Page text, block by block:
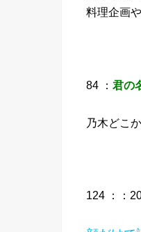
料理企画
84 ： 君の
乃木どこ
124 ： ：